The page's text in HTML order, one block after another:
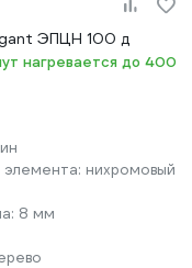
ЭПЦН 100 д
нагревается до 400
элемента: нихромовый
8 мм